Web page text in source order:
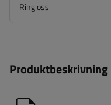
Ring oss
Produktbeskrivning